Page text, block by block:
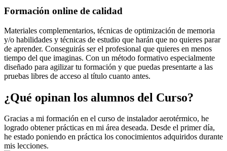
Formación online de calidad
Materiales complementarios, técnicas de optimización de memoria
y/o habilidades y técnicas de estudio que harán que no quieres parar
de aprender. Conseguirás ser el profesional que quieres en menos
tiempo del que imaginas. Con un método formativo especialmente
diseñado para agilizar tu formación y que puedas presentarte a las
pruebas libres de acceso al título cuanto antes.
¿Qué opinan los alumnos del Curso?
Gracias a mi formación en el curso de instalador aerotérmico, he
logrado obtener prácticas en mi área deseada. Desde el primer día,
he estado poniendo en práctica los conocimientos adquiridos durante
mis lecciones.